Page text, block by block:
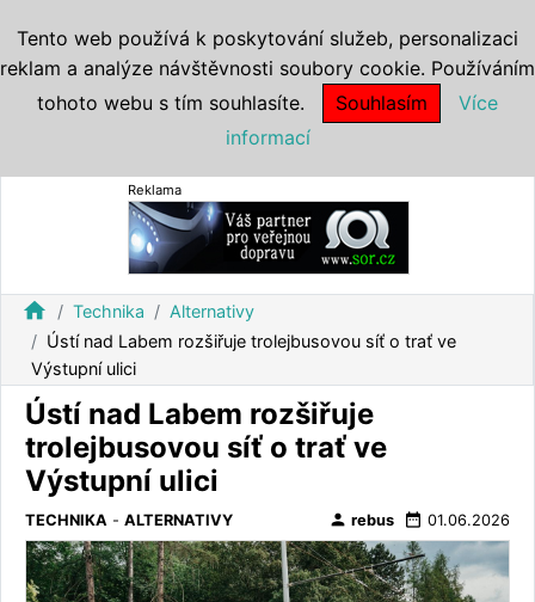
Reklama
home Technika
Alternativy
Ústí nad Labem rozšiřuje trolejbusovou síť o trať ve
Výstupní ulici
Ústí nad Labem rozšiřuje
trolejbusovou síť o trať ve
Výstupní ulici
TECHNIKA - ALTERNATIVY person rebus date_range 01.06.2026
Tento web používá k poskytování služeb, personalizaci
reklam a analýze návštěvnosti soubory cookie. Používáním
tohoto webu s tím souhlasíte.
Souhlasím
Více
informací